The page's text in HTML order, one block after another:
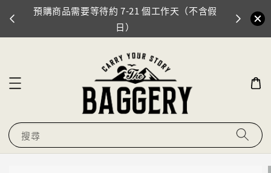
預購商品需要等待約 7-21 個工作天（不含假
日）
門市地
搜尋